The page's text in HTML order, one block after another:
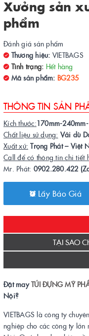
Xưởng sản
phẩm
Đánh giá sản phẩm
Thương hiệu: VIETBAGS
Tình trạng: Hết hàng
Mã sản phẩm: BG235
THÔNG TIN SẢN
Kích thước:170mm-
Chất liệu sử dụng: Vải dù
Xuất xứ: Trọng Phát – Việt
Call để có thông tin chi tiết
Mr. Phát: 0902.280.422
Lấy Báo Giá
TẠI SAO
Đặt mayTÚI ĐỰNG MỸ
Nội?
VIETBAGS là công ty
nghiệp cho các công ty lớn